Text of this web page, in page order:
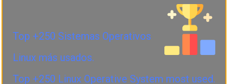
Top +250 Sistemas Operativos
Linux más usados.
Top +250 Linux Operative System most used.